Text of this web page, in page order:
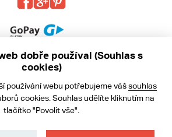
Obchodní podmínky
osobních údajů
dobře používal (Souhlas s
cookies)
používání webu potřebujeme vášsouhlas
cookies. Souhlas udělíte kliknutím na
tlačítko "Povolit vše".